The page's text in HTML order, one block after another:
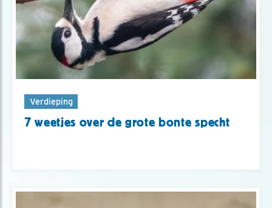
Verdieping
7 weetjes over de grote bonte specht